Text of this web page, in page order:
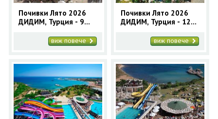
Почивки Лято 2026
ДИДИМ, Турция - 9
програмавиж повече
Почивки Лято 2026
ДИДИМ, Турция - 12
програмавиж повече